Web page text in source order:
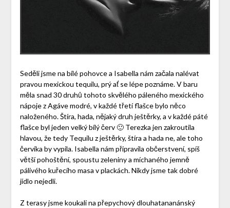
Seděli jsme na bílé pohovce a Isabella nám začala nalévat
pravou mexickou tequilu, prý ať se lépe poznáme. V baru
měla snad 30 druhů tohoto skvělého páleného mexického
nápoje z Agáve modré, v každé třetí flašce bylo něco
naloženého. Štíra, hada, nějaký druh ještěrky, a v každé páté
flašce byl jeden velký bílý červ 🙂 Terezka jen zakroutila
hlavou, že tedy Tequilu z ještěrky, štíra a hada ne, ale toho
červíka by vypila. Isabella nám připravila občerstvení, spíš
větší pohoštění, spoustu zeleniny a míchaného jemně
pálivého kuřecího masa v plackách. Nikdy jsme tak dobré
jídlo nejedli.
Z terasy jsme koukali na přepychový dlouhatananánský